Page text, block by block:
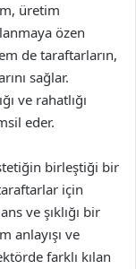
üretim
özen
de taraftarların,
sağlar.
ve rahatlığı
eder.
birleştiği bir
için
ve şıklığı bir
anlayışı ve
farklı kılan